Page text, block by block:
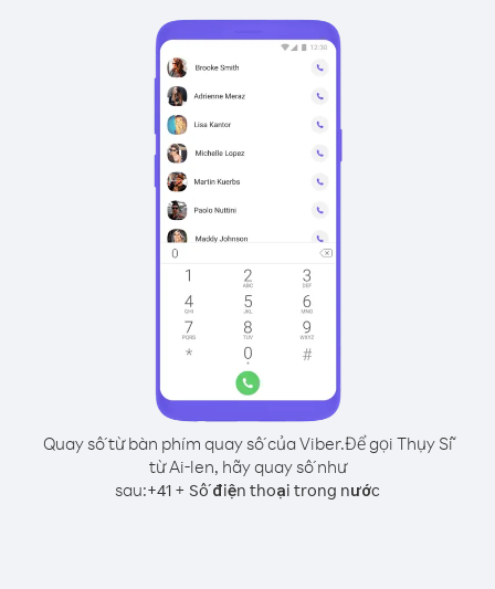
Quay số từ bàn phím quay số của Viber.Để gọi Thụy Sĩ
từ Ai-len, hãy quay số như
sau:+41 + Số điện thoại trong nước